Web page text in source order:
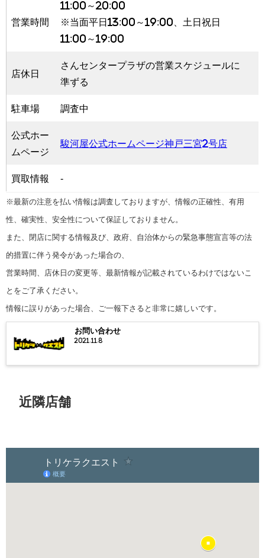
営業時間
11:00～20:00
※当面平日13:00～19:00、土日祝日
11:00～19:00
店休日
さんセンタープラザの営業スケジュールに
準ずる
駐車場 調査中
公式ホー
ムページ
駿河屋公式ホームページ神戸三宮2号店
買取情報 -
※最新の注意を払い情報は調査しておりますが、情報の正確性、有用
性、確実性、安全性について保証しておりません。
また、閉店に関する情報及び、政府、自治体からの緊急事態宣言等の法
的措置に伴う発令があった場合の、
営業時間、店休日の変更等、最新情報が記載されているわけではないこ
とをご了承ください。
情報に誤りがあった場合、ご一報下さると非常に嬉しいです。
お問い合わせ
2021.11.8
近隣店舗